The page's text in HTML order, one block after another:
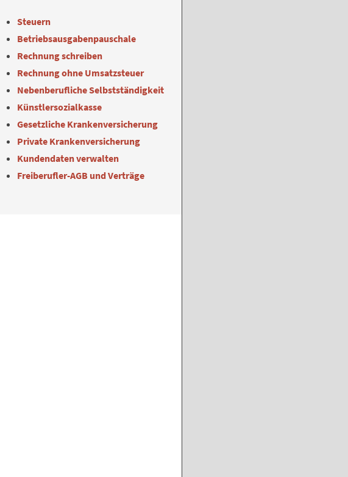
Steuern
Betriebsausgabenpauschale
Rechnung schreiben
Rechnung ohne Umsatzsteuer
Nebenberufliche Selbstständigkeit
Künstlersozialkasse
Gesetzliche Krankenversicherung
Private Krankenversicherung
Kundendaten verwalten
Freiberufler-AGB und Verträge